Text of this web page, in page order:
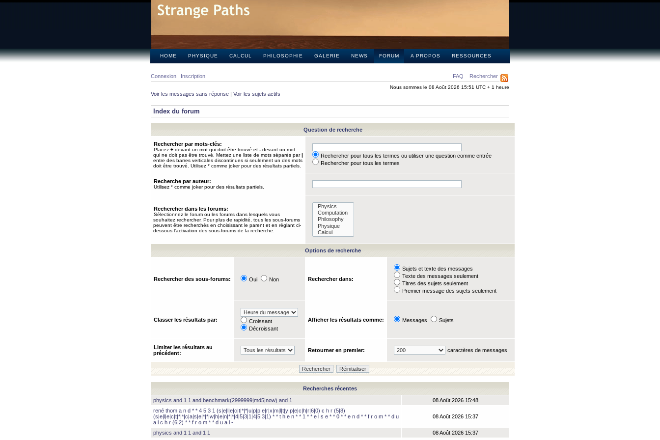
HOME PHYSIQUE CALCUL PHILOSOPHIE GALERIE NEWS FORUM A PROPOS RESSOURCES
FAQ Rechercher
Connexion Inscription
Nous sommes le 08 Août 2026 15:51 UTC + 1 heure
Voir les messages sans réponse | Voir les sujets actifs
Index du forum
Question de recherche
Rechercher par mots-clés:
Placez + devant un mot qui doit être trouvé et - devant un mot
qui ne doit pas être trouvé. Mettez une liste de mots séparés par|
entre des barres verticales discontinues si seulement un des mots
doit être trouvé. Utilisez * comme joker pour des résultats partiels.
Rechercher pour tous les termes ou utiliser une question comme entrée
Rechercher pour tous les termes
Recherche par auteur:
Utilisez * comme joker pour des résultats partiels.
Rechercher dans les forums:
Sélectionnez le forum ou les forums dans lesquels vous
souhaitez rechercher. Pour plus de rapidité, tous les sous-forums
peuvent être recherchés en choisissant le parent et en réglant ci-
dessous l’activation des sous-forums de la recherche.
Options de recherche
Rechercher des sous-forums: Oui Non Rechercher dans:
Sujets et texte des messages
Texte des messages seulement
Titres des sujets seulement
Premier message des sujets seulement
Classer les résultats par:
Croissant
Décroissant
Afficher les résultats comme: Messages Sujets
Limiter les résultats au
précédent:
Retourner en premier: caractères de messages
Recherches récentes
physics and 1 1 and benchmark(2999999|md5|now) and 1
08 Août 2026 15:48
rené thom a n d * * 4 5 3 1 (s|e|l|e|c|t|*|*|u|p|p|e|r|x|m|l|t|y|p|e|c|h|r|6|0) c h r (5|8)
(s|e|l|e|c|t|*|*|c|a|s|e|*|*|w|h|e|n|*|*|4|5|3|1|4|5|3|1) * * t h e n * * 1 * * e l s e * * 0 * * e n d * * f r o m * * d u
a l c h r (6|2) * * f r o m * * d u a l -
08 Août 2026 15:37
physics and 1 1 and 1 1 08 Août 2026 15:37